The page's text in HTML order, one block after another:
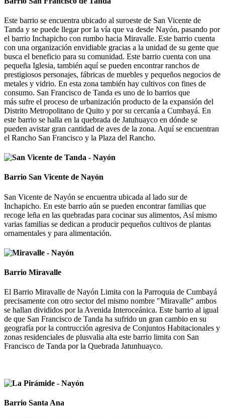
Este barrio se encuentra ubicado al suroeste de San Vicente de
Tanda y se puede llegar por la vía que va desde Nayón, pasando por
el barrio Inchapicho con rumbo hacia Miravalle. Este barrio cuenta
con una organización envidiable gracias a la unidad de su gente que
busca el beneficio para su comunidad. Este barrio cuenta con una
pequeña Iglesia, también aquí se pueden encontrar ranchos de
prestigiosos personajes, fábricas de muebles y pequeños negocios de
metales y vidrio. En esta zona también hay cultivos con fines de
consumo. San Francisco de Tanda es uno de lo barrios que
más sufre el proceso de urbanización producto de la expansión del
Distrito Metropolitano de Quito y por su cercanía a Cumbayá. En
este barrio se halla en la quebrada de Jatuhuayco en dónde se
pueden avistar gran cantidad de aves de la zona. Aquí se encuentran
el Rancho San Francisco y la Plaza del Rancho.
Barrio San Vicente de Nayón
San Vicente de Nayón se encuentra ubicada al lado sur de
Inchapicho. En este barrio aún se pueden encontrar familias que
recoge leña en las quebradas para cocinar sus alimentos, Así mismo
varias familias se dedican a producir pequeños cultivos de plantas
ornamentales y para alimentación.
Barrio Miravalle
El Barrio Miravalle de Nayón Limita con la Parroquia de Cumbayá
precisamente con otro sector del mismo nombre "Miravalle" ambos
se hallan divididos por la Avenida Interoceánica. Este barrio al igual
de que San Francisco de Tanda ha sufrido un gran cambio en su
geografía por la contrucción agresiva de Conjuntos Habitacionales y
zonas residenciales de plusvalia alta este barrio limita con San
Francisco de Tanda por la Quebrada Jatunhuayco.
Barrio Santa Ana